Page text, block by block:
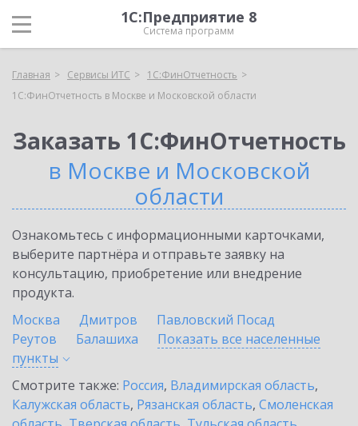
1С:Предприятие 8
Система программ
Главная Сервисы ИТС
1С:ФинОтчетность
1С:ФинОтчетность в Москве и Московской области
Заказать 1С:ФинОтчетность
в Москве и Московской
области
Ознакомьтесь с информационными карточками,
выберите партнёра и отправьте заявку на
консультацию, приобретение или внедрение
продукта.
Москва
Дмитров
Павловский Посад
Реутов
Балашиха
Показать все населенные
пункты
Смотрите также: Россия, Владимирская область,
Калужская область, Рязанская область, Смоленская